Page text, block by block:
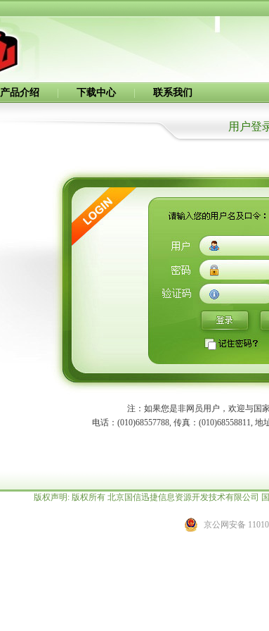
产品介绍 下载中心 联系我们
用户登
注：如果您是非网员用户，欢迎与国
电话：(010)68557788, 传真：(010)68558811,
版权声明: 版权所有 北京国信迅捷信息资源开发技术有限公司
京公网安备